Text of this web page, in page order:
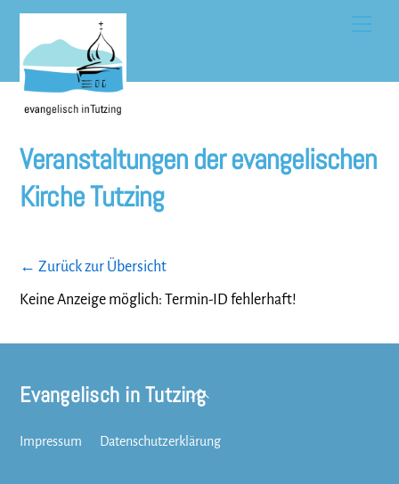
Skip
content
Veranstaltungen der evangelischen
Kirche Tutzing
← Zurück zur Übersicht
Keine Anzeige möglich: Termin-ID fehlerhaft!
Back
To
Evangelisch in Tutzing
Impressum Datenschutzerklärung